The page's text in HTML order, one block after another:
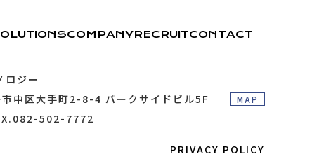
COMPANYRECRUITCONTACT
ロジー
中区大手町2-8-4 パークサイドビル5F MAP
502-7772
PRIVACY POLICY